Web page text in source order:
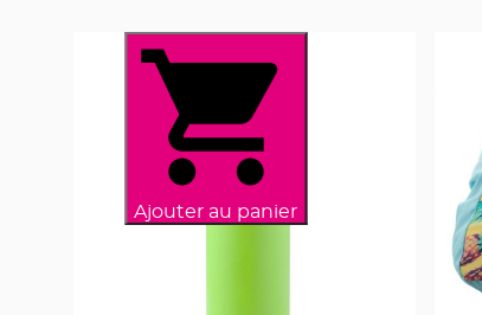
Ajouter au panier